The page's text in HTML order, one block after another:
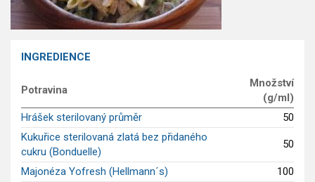
INGREDIENCE
Potravina
Množství
(g/ml)
Hrášek sterilovaný průměr
50
Kukuřice sterilovaná zlatá bez přidaného
cukru (Bonduelle)
50
Majonéza Yofresh (Hellmann´s)
100